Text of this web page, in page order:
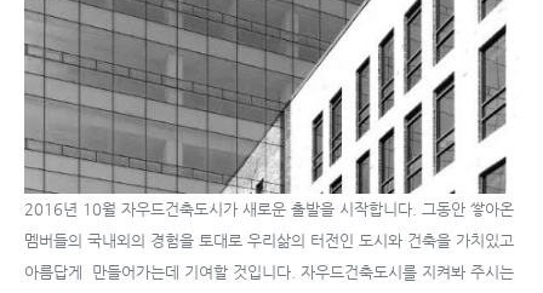
2016년 10월 자우드건축도시가 새로운 출발을 시작합니다. 그동안 쌓아온
멤버들의 국내외의 경험을 토대로 우리삶의 터전인 도시와 건축을 가치있고
아름답게 만들어가는데 기여할 것입니다. 자우드건축도시를 지켜봐 주시는